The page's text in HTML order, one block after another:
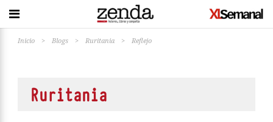
Inicio > Blogs > Ruritania > Reflejo
Ruritania